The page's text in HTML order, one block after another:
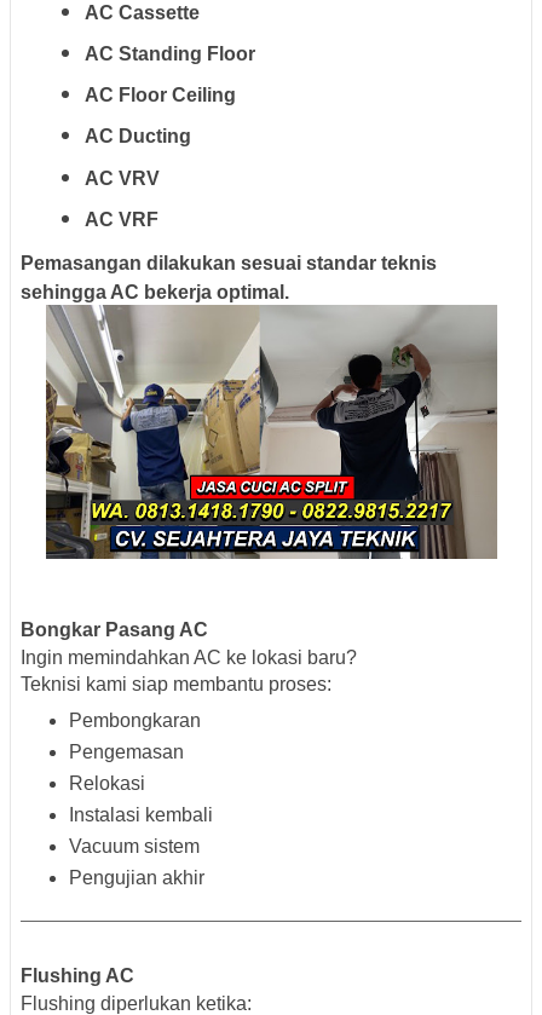
AC Cassette
AC Standing Floor
AC Floor Ceiling
AC Ducting
AC VRV
AC VRF
Pemasangan dilakukan sesuai standar teknis
sehingga AC bekerja optimal.
Bongkar Pasang AC
Ingin memindahkan AC ke lokasi baru?
Teknisi kami siap membantu proses:
Pembongkaran
Pengemasan
Relokasi
Instalasi kembali
Vacuum sistem
Pengujian akhir
Flushing AC
Flushing diperlukan ketika: